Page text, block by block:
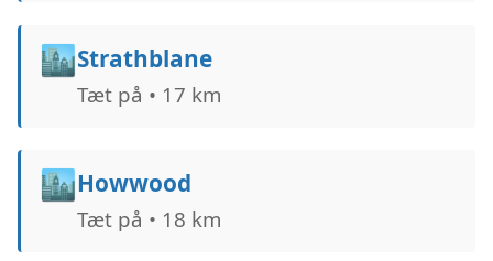
🏙️Strathblane
Tæt på • 17 km
🏙️Howwood
Tæt på • 18 km